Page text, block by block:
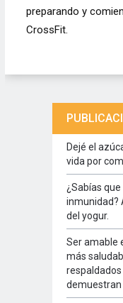
preparando y
CrossFit.
Dejé el
vida por
¿Sabías
inmunidad?
del yogur.
Ser amable
más
respaldados
demuestran